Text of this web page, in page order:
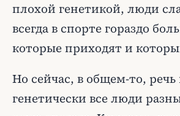
плохой генетикой, люди
всегда в спорте гораздо
которые приходят и
Но сейчас, в общем-то,
генетически все люди